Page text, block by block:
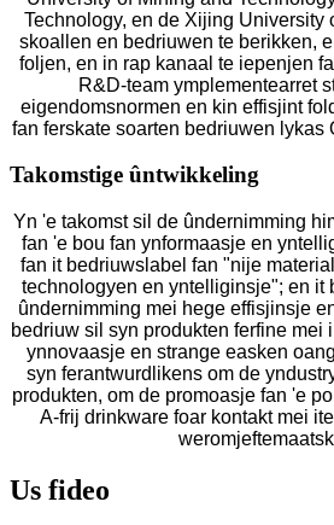
Technology, en de Xijing University
skoallen en bedriuwen te berikken,
foljen, en in rap kanaal te iepenjen
R&D-team ymplementearret
eigendomsnormen en kin effisjint
fan ferskate soarten bedriuwen lykas
Takomstige ûntwikkeling
Yn 'e takomst sil de ûndernimming
fan 'e bou fan ynformaasje en
fan it bedriuwslabel fan "nije
technologyen en yntelliginsje"; en it
ûndernimming mei hege effisjinsje
bedriuw sil syn produkten ferfine mei
ynnovaasje en strange easken
syn ferantwurdlikens om de
produkten, om de promoasje fan 'e
A-frij drinkware foar kontakt mei
Us fideo